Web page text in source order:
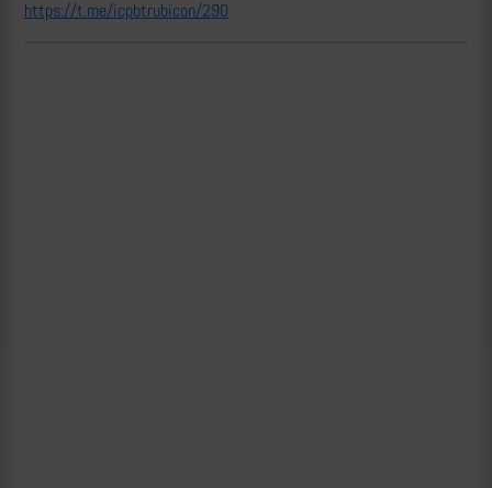
https://t.me/icpbtrubicon/290